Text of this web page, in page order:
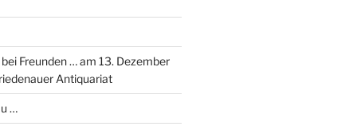
Freunden … am 13. Dezember
Antiquariat
…